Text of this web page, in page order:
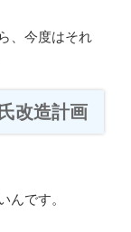
、今度はそれ
改造計画
んです。